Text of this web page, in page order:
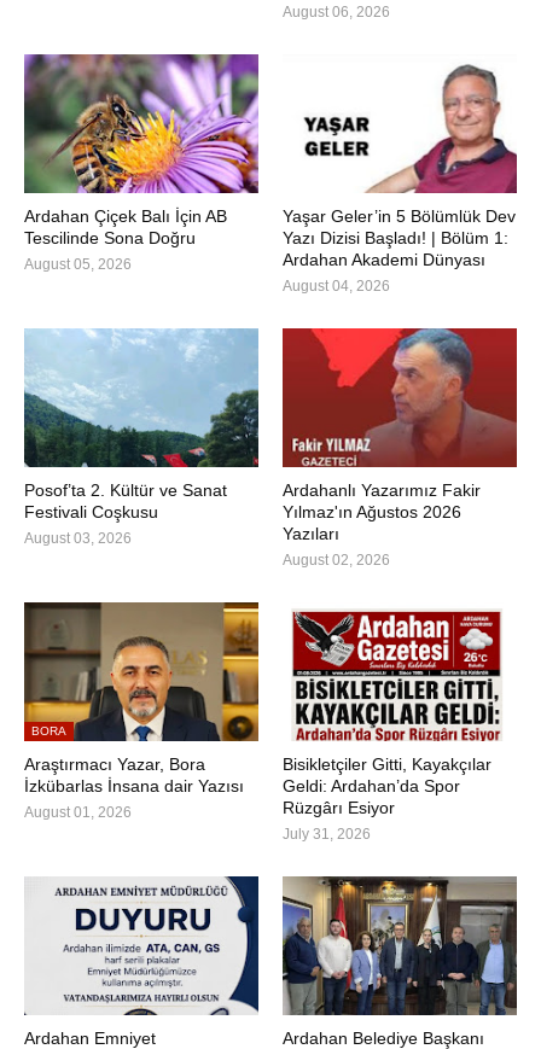
August 06, 2026
Ardahan Çiçek Balı İçin AB
Tescilinde Sona Doğru
August 05, 2026
Yaşar Geler’in 5 Bölümlük Dev
Yazı Dizisi Başladı! | Bölüm 1:
Ardahan Akademi Dünyası
August 04, 2026
Posof’ta 2. Kültür ve Sanat
Festivali Coşkusu
August 03, 2026
Ardahanlı Yazarımız Fakir
Yılmaz'ın Ağustos 2026
Yazıları
August 02, 2026
BORA
Araştırmacı Yazar, Bora
İzkübarlas İnsana dair Yazısı
August 01, 2026
Bisikletçiler Gitti, Kayakçılar
Geldi: Ardahan’da Spor
Rüzgârı Esiyor
July 31, 2026
Ardahan Emniyet
Ardahan Belediye Başkanı